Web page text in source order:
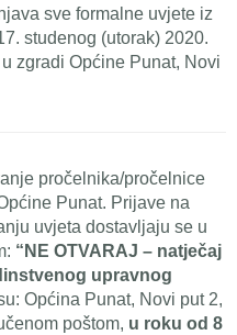
sve formalne uvjete iz
studenog (utorak) 2020.
zgradi Općine Punat, Novi
pročelnika/pročelnice
Punat. Prijave na
uvjeta dostavljaju se u
“NE OTVARAJ – natječaj
upravnog
Općina Punat, Novi put 2,
poštom, u roku od 8